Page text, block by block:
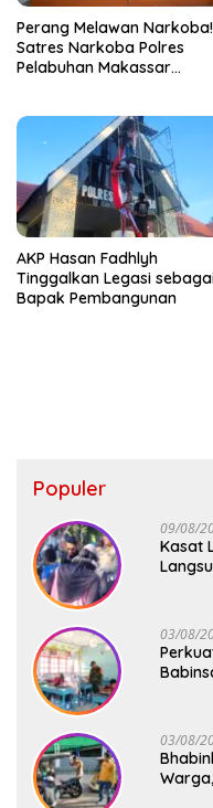
Perang Melawan Narkoba!
Satres Narkoba Polres
Pelabuhan Makassar
AKP Hasan Fadhlyh
Tinggalkan Legasi
Bapak Pembangunan
Populer
09/08/
Kasat
03/08/
03/08/